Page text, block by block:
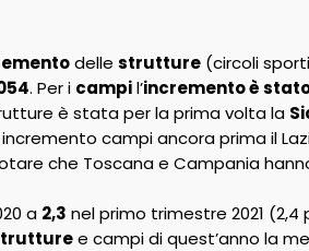
delle strutture(circoli
. Per i campil’incremento è
è stata per la prima volta la
campi ancora prima il
che Toscana e Campania
a 2,3 nel primo trimestre 2021 (2,4
e campi di quest’anno la